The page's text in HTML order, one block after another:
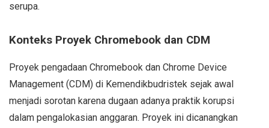
serupa.
Konteks Proyek Chromebook dan CDM
Proyek pengadaan Chromebook dan Chrome Device
Management (CDM) di Kemendikbudristek sejak awal
menjadi sorotan karena dugaan adanya praktik korupsi
dalam pengalokasian anggaran. Proyek ini dicanangkan